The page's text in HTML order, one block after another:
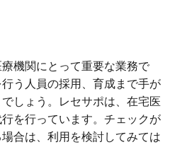
機関にとって重要な業務で
う人員の採用、育成まで手が
しょう。レセサポは、在宅医
を行っています。チェックが
合は、利用を検討してみては